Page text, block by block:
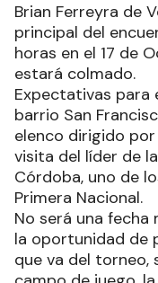
Brian Ferreyra de
principal del
horas en el 17 de
estará colmado.
Expectativas para
barrio San
elenco dirigido
visita del líder de
Córdoba, uno de
Primera Nacional.
No será una
la oportunidad de
que va del torneo,